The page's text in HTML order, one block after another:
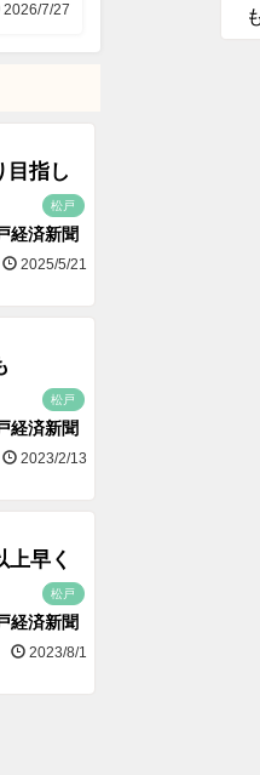
2026/7/27
指し
松戸
経済新聞
2025/5/21
松戸
経済新聞
2023/2/13
早く
松戸
経済新聞
2023/8/1